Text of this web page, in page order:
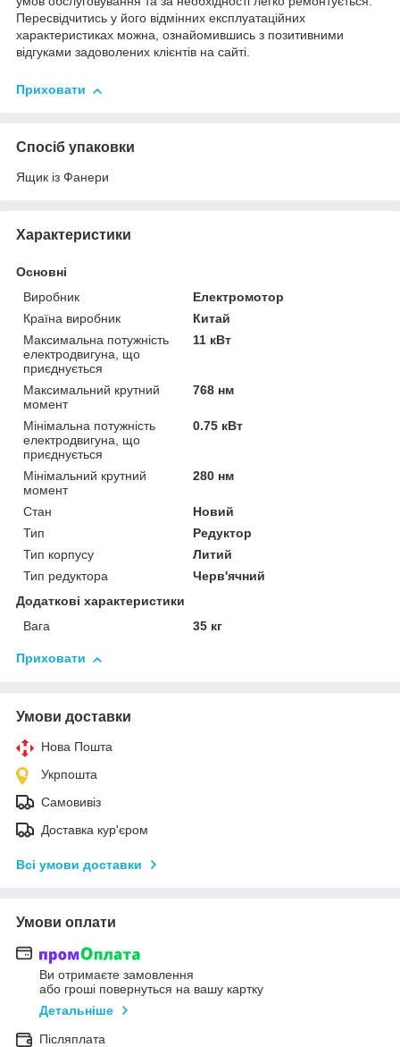
Пересвідчитись у його відмінних експлуатаційних
характеристиках можна, ознайомившись з позитивними
відгуками задоволених клієнтів на сайті.
Приховати
Спосіб упаковки
Ящик із Фанери
Характеристики
Основні
Виробник
Електромотор
Країна виробник
Китай
Максимальна потужність
електродвигуна, що
приєднується
11 кВт
Максимальний крутний
момент
768 нм
Мінімальна потужність
електродвигуна, що
приєднується
0.75 кВт
Мінімальний крутний
момент
280 нм
Стан
Новий
Тип
Редуктор
Тип корпусу
Литий
Тип редуктора
Черв'ячний
Додаткові характеристики
Вага
35 кг
Приховати
Умови доставки
Нова Пошта
Укрпошта
Самовивіз
Доставка кур'єром
Всі умови доставки
Умови оплати
Ви отримаєте замовлення
або гроші повернуться на вашу картку
Детальніше
Післяплата